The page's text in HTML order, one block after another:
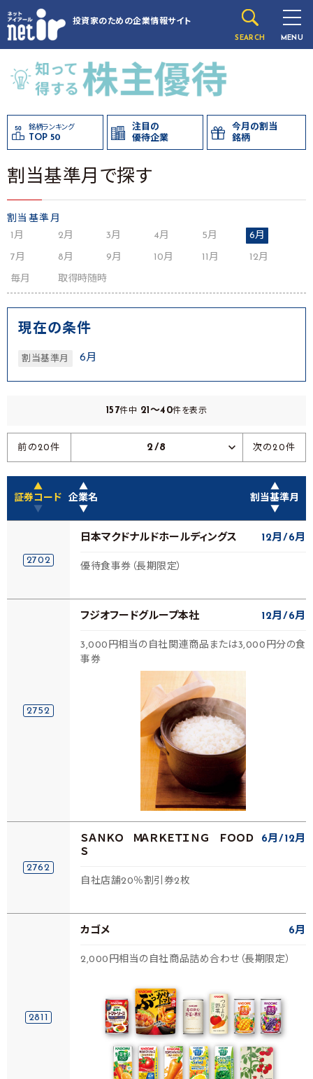
投資家のための企業情報サイト
SEARCH MENU
銘柄ランキング
TOP 50
注目の
優待企業
今月の割当
銘柄
割当基準月で探す
割当基準月
1月
2月 3月 4月 5月 6月
7月 8月 9月 10月 11月 12月
毎月 取得時随時
現在の条件
割当基準月 6月
157件中 21～40件を表示
前の20件 2/8 次の20件
▲
証券コード
▼
▲
企業名
▼
▲
割当基準月
▼
2702
日本マクドナルドホールディングス 12月 6月
優待食事券（長期限定）
2752
フジオフードグループ本社 12月 6月
3,000円相当の自社関連商品または3,000円分の食
事券
2762
ＳＡＮＫＯ ＭＡＲＫＥＴＩＮＧ ＦＯＯＤ
Ｓ
6月 12月
自社店舗20％割引券2枚
2811
カゴメ 6月
2,000円相当の自社商品詰め合わせ（長期限定）